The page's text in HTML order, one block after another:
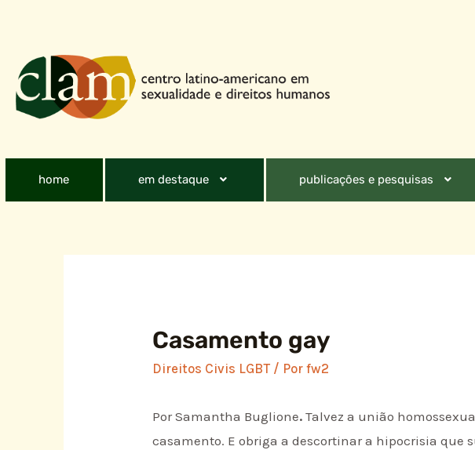
home em destaque publicações e pesquisas
Casamento gay
Direitos Civis LGBT / Porfw2
Por Samantha Buglione. Talvez a união
casamento. E obriga a descortinar a hipocrisia que